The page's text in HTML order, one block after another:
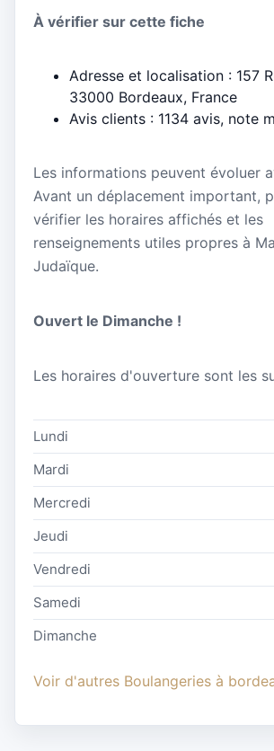
À vérifier sur cette fiche
Adresse et localisation : 157
33000 Bordeaux, France
Avis clients : 1134 avis, note
Les informations peuvent évoluer
Avant un déplacement important,
vérifier les horaires affichés et les
renseignements utiles propres à
Judaïque.
Ouvert le Dimanche !
Les horaires d'ouverture sont les
Lundi
Mardi
Mercredi
Jeudi
Vendredi
Samedi
Dimanche
Voir d'autres Boulangeries à